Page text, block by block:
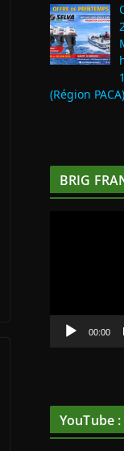
(Région PACA)
BRIG
d
o
00:00
YouTube